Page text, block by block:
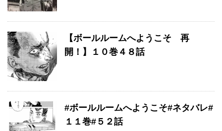
【ボールルームへようこそ 再
開！】１０巻４８話
#ボールルームへようこそ#ネタバレ#
１１巻#５２話